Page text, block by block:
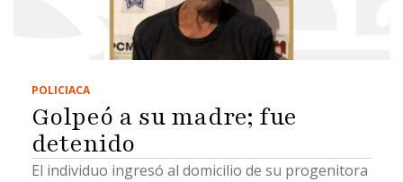
POLICIACA
Golpeó a su madre; fue
detenido
El individuo ingresó al domicilio de su progenitora